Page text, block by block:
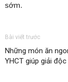
sớm.
Bài viết trước
Những món ăn
YHCT giúp giải độc